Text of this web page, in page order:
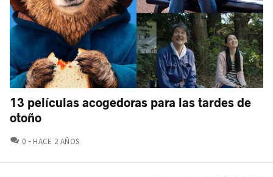
13 películas acogedoras para las tardes de
otoño
0 COMENTARIOS
HACE 2 AÑOS